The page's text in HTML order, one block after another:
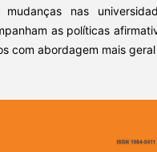
mudanças nas
as políticas
com abordagem mais geral